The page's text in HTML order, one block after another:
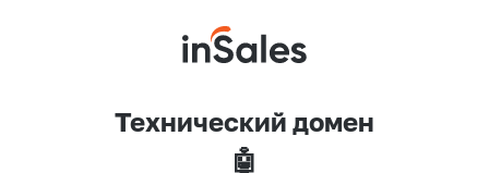
Технический домен
🤖